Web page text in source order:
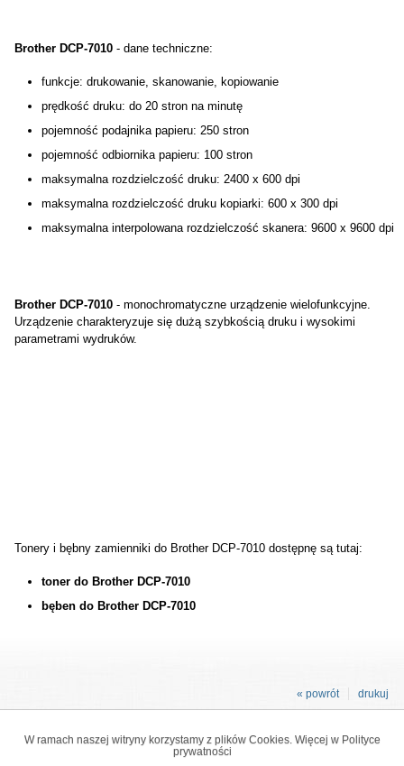
Brother DCP-7010- dane techniczne:
funkcje: drukowanie, skanowanie, kopiowanie
prędkość druku: do 20 stron na minutę
pojemność podajnika papieru: 250 stron
pojemność odbiornika papieru: 100 stron
maksymalna rozdzielczość druku: 2400 x 600 dpi
maksymalna rozdzielczość druku kopiarki: 600 x 300 dpi
maksymalna interpolowana rozdzielczość skanera: 9600 x 9600 dpi
Brother DCP-7010- monochromatyczne urządzenie wielofunkcyjne.
Urządzenie charakteryzuje się dużą szybkością druku i wysokimi
parametrami wydruków.
Tonery i bębny zamienniki do Brother DCP-7010 dostępnę są tutaj:
toner do Brother DCP-7010
bęben do Brother DCP-7010
drukuj
« powrót
W ramach naszej witryny korzystamy z plików Cookies. Więcej w Polityce
prywatności